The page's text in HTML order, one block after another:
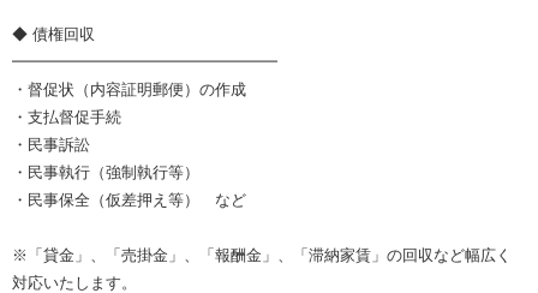
◆ 債権回収
━━━━━━━━━━━━━━━━━
・督促状（内容証明郵便）の作成
・支払督促手続
・民事訴訟
・民事執行（強制執行等）
・民事保全（仮差押え等） など
※「貸金」、「売掛金」、「報酬金」、「滞納家賃」の回収など幅広く
対応いたします。